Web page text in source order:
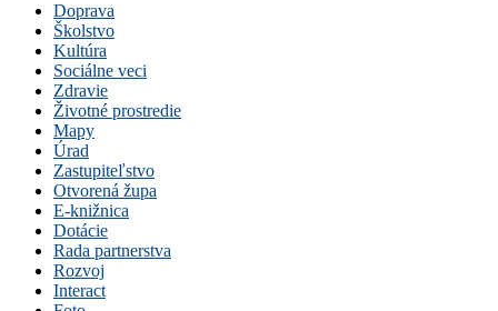
Doprava
Školstvo
Kultúra
Sociálne veci
Zdravie
Životné prostredie
Mapy
Úrad
Zastupiteľstvo
Otvorená župa
E-knižnica
Dotácie
Rada partnerstva
Rozvoj
Interact